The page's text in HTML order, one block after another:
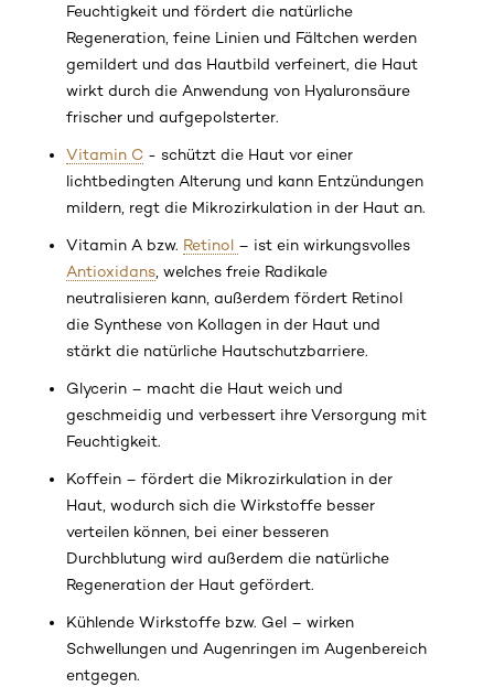
Feuchtigkeit und fördert die natürliche
Regeneration, feine Linien und Fältchen werden
gemildert und das Hautbild verfeinert, die Haut
wirkt durch die Anwendung von Hyaluronsäure
frischer und aufgepolsterter.
Vitamin C - schützt die Haut vor einer
lichtbedingten Alterung und kann Entzündungen
mildern, regt die Mikrozirkulation in der Haut an.
Vitamin A bzw. Retinol – ist ein wirkungsvolles
Antioxidans , welches freie Radikale
neutralisieren kann, außerdem fördert Retinol
die Synthese von Kollagen in der Haut und
stärkt die natürliche Hautschutzbarriere.
Glycerin – macht die Haut weich und
geschmeidig und verbessert ihre Versorgung mit
Feuchtigkeit.
Koffein – fördert die Mikrozirkulation in der
Haut, wodurch sich die Wirkstoffe besser
verteilen können, bei einer besseren
Durchblutung wird außerdem die natürliche
Regeneration der Haut gefördert.
Kühlende Wirkstoffe bzw. Gel – wirken
Schwellungen und Augenringen im Augenbereich
entgegen.